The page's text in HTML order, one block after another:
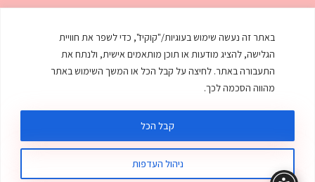
באתר זה נעשה שימוש בעוגיות/"קוקיז", כדי לשפר את חוויית
הגלישה, להציג מודעות או תוכן מותאמים אישית, ולנתח את
התעבורה באתר. לחיצה על קבל הכל או המשך השימוש באתר
מהווה הסכמה לכך.
ניהול העדפות
קבל הכל
מאפים
ממולאים
מרקים
עוגות
עוף
© כל הזכויות שמורות לענת אלישע | עיצוב ובניית אתר